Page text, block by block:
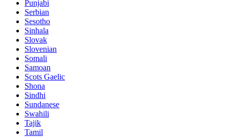
Punjabi
Serbian
Sesotho
Sinhala
Slovak
Slovenian
Somali
Samoan
Scots Gaelic
Shona
Sindhi
Sundanese
Swahili
Tajik
Tamil